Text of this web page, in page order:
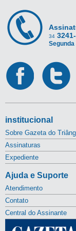
34
institucional
Sobre Gazeta do
Assinaturas
Expediente
Ajuda e Suporte
Atendimento
Contato
Central do Assinante